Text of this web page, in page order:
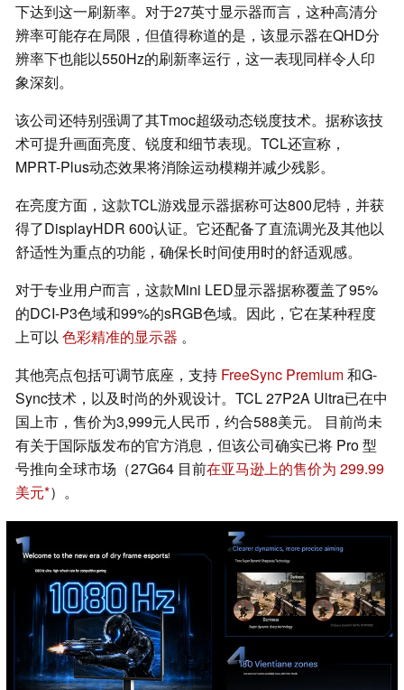
下达到这一刷新率。对于27英寸显示器而言，这种高清分
辨率可能存在局限，但值得称道的是，该显示器在QHD分
辨率下也能以550Hz的刷新率运行，这一表现同样令人印
象深刻。
该公司还特别强调了其Tmoc超级动态锐度技术。据称该技
术可提升画面亮度、锐度和细节表现。TCL还宣称，
MPRT-Plus动态效果将消除运动模糊并减少残影。
在亮度方面，这款TCL游戏显示器据称可达800尼特，并获
得了DisplayHDR 600认证。它还配备了直流调光及其他以
舒适性为重点的功能，确保长时间使用时的舒适观感。
对于专业用户而言，这款Mini LED显示器据称覆盖了95%
的DCI-P3色域和99%的sRGB色域。因此，它在某种程度
上可以 色彩精准的显示器 。
其他亮点包括可调节底座，支持 FreeSync Premium和G-
Sync技术，以及时尚的外观设计。TCL 27P2A Ultra已在中
国上市，售价为3,999元人民币，约合588美元。 目前尚未
有关于国际版发布的官方消息，但该公司确实已将 Pro 型
号推向全球市场（27G64 目前在亚马逊上的售价为 299.99
美元 ）。